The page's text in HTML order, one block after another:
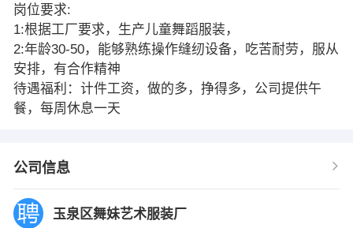
岗位要求:
1:根据工厂要求，生产儿童舞蹈服装，
2:年龄30-50，能够熟练操作缝纫设备，吃苦耐劳，服从
安排，有合作精神
待遇福利：计件工资，做的多，挣得多，公司提供午
餐，每周休息一天
公司信息
玉泉区舞妹艺术服装厂